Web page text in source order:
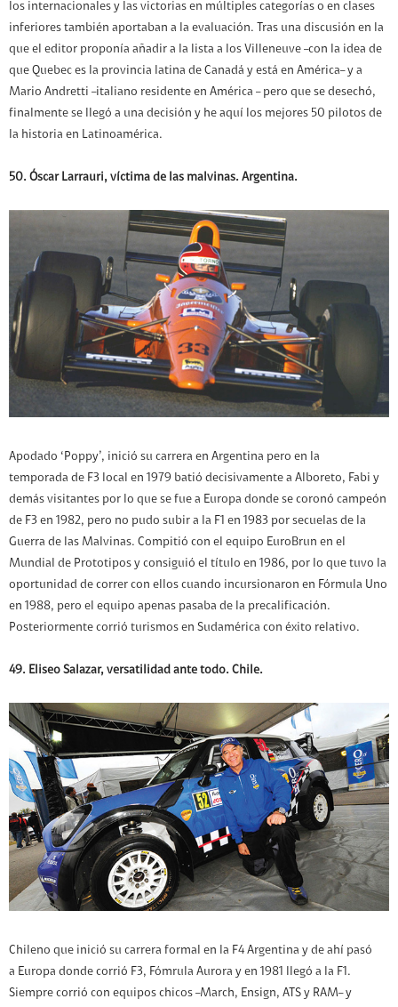
los internacionales y las victorias en múltiples categorías o en clases
inferiores también aportaban a la evaluación. Tras una discusión en la
que el editor proponía añadir a la lista a los Villeneuve –con la idea de
que Quebec es la provincia latina de Canadá y está en América– y a
Mario Andretti –italiano residente en América – pero que se desechó,
finalmente se llegó a una decisión y he aquí los mejores 50 pilotos de
la historia en Latinoamérica.
50. Óscar Larrauri, víctima de las malvinas. Argentina.
Apodado ‘Poppy’, inició su carrera en Argentina pero en la
temporada de F3 local en 1979 batió decisivamente a Alboreto, Fabi y
demás visitantes por lo que se fue a Europa donde se coronó campeón
de F3 en 1982, pero no pudo subir a la F1 en 1983 por secuelas de la
Guerra de las Malvinas. Compitió con el equipo EuroBrun en el
Mundial de Prototipos y consiguió el título en 1986, por lo que tuvo la
oportunidad de correr con ellos cuando incursionaron en Fórmula Uno
en 1988, pero el equipo apenas pasaba de la precalificación.
Posteriormente corrió turismos en Sudamérica con éxito relativo.
49. Eliseo Salazar, versatilidad ante todo. Chile.
Chileno que inició su carrera formal en la F4 Argentina y de ahí pasó
a Europa donde corrió F3, Fómrula Aurora y en 1981 llegó a la F1.
Siempre corrió con equipos chicos –March, Ensign, ATS y RAM– y